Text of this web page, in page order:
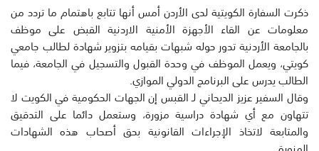
ذكرت السفارة الكويتية لدى الأردن أمس أنها تتابع باهتمام ما تردد من
معلومات عن القاء الأجهزة الأمنية الاردنية القبض على موظف
بالجامعة الأردنية تدور حوله شبهات بقيامه بتزوير شهادة لطالب جامعي
كويتي، ويعمل الموظف في وحدة القبول والتسجيل في الجامعة، فيما
الطالب يدرس على البرنامج الدولي الموازي.
وقال السفير عزيز الديحاني لـ القبس إن الجهات الحكومية في الكويت لا
تتهاون مع أي شهادة دراسية مزورة، وستعمل دائما على التدقيق
والمتابعة لاتخاذ الإجراءات القانونية بحق أصحاب هذه الشهادات